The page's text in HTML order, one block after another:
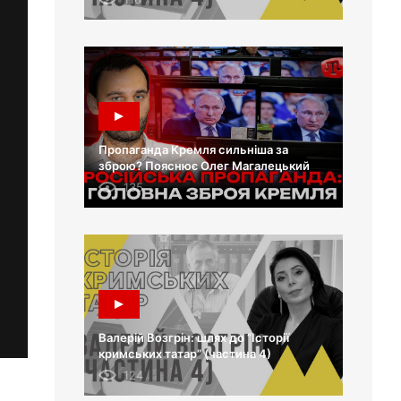
Пропаганда Кремля сильніша за
зброю? Пояснює Олег Магалецький
135
Валерій Возгрін: шлях до “Історії
кримських татар” (частина 4)
124